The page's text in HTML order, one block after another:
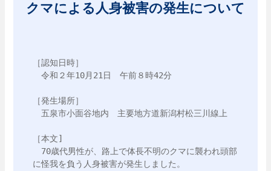
クマによる人身被害の発生について
［認知日時］
令和２年10月21日　午前８時42分
［発生場所］
五泉市小面谷地内　主要地方道新潟村松三川線上
［本文]
70歳代男性が、路上で体長不明のクマに襲われ頭部
に怪我を負う人身被害が発生しました。